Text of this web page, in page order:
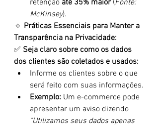
retenção até 35% maior (Fonte:
McKinsey).
🔹 Práticas Essenciais para Manter a
Transparência na Privacidade:
✅ Seja claro sobre como os dados
dos clientes são coletados e usados:
Informe os clientes sobre o que
será feito com suas informações.
Exemplo: Um e-commerce pode
apresentar um aviso dizendo
"Utilizamos seus dados apenas